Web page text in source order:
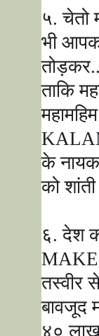
५. चेतो
भी
तोड़कर..
ताकि
के नायक
को
६. देश
तस्वीर
बावजूद
४०